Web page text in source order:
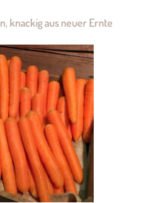
knackig aus neuer Ernte